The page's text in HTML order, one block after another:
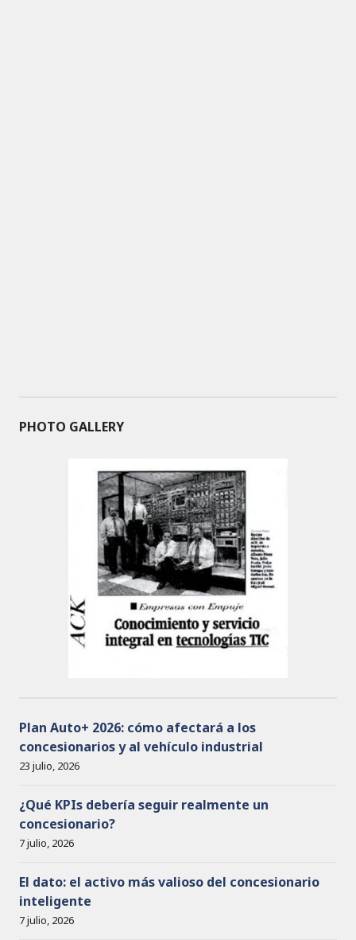
PHOTO GALLERY
Plan Auto+ 2026: cómo afectará a los
concesionarios y al vehículo industrial
23 julio, 2026
¿Qué KPIs debería seguir realmente un
concesionario?
7 julio, 2026
El dato: el activo más valioso del concesionario
inteligente
7 julio, 2026